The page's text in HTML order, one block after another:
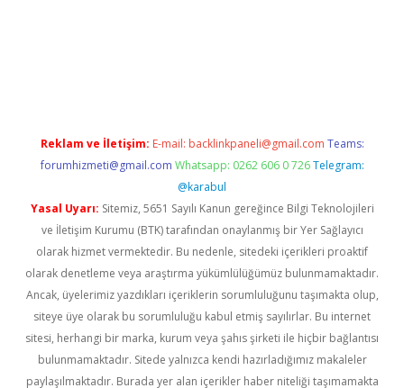
Reklam ve İletişim: E-mail: backlinkpaneli@gmail.com Teams:
forumhizmeti@gmail.com Whatsapp: 0262 606 0 726 Telegram:
@karabul
Yasal Uyarı: Sitemiz, 5651 Sayılı Kanun gereğince Bilgi Teknolojileri
ve İletişim Kurumu (BTK) tarafından onaylanmış bir Yer Sağlayıcı
olarak hizmet vermektedir. Bu nedenle, sitedeki içerikleri proaktif
olarak denetleme veya araştırma yükümlülüğümüz bulunmamaktadır.
Ancak, üyelerimiz yazdıkları içeriklerin sorumluluğunu taşımakta olup,
siteye üye olarak bu sorumluluğu kabul etmiş sayılırlar. Bu internet
sitesi, herhangi bir marka, kurum veya şahıs şirketi ile hiçbir bağlantısı
bulunmamaktadır. Sitede yalnızca kendi hazırladığımız makaleler
paylaşılmaktadır. Burada yer alan içerikler haber niteliği taşımamakta